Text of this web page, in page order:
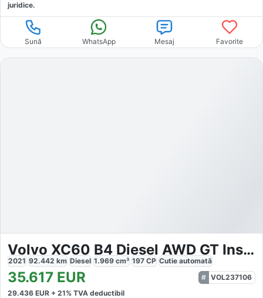
juridice.
Sună WhatsApp Mesaj Favorite
Volvo XC60 B4 Diesel AWD GT Inscription
2021 92.442 km Diesel 1.969 cm³ 197 CP Cutie automată
35.617 EUR
VOL237106
29.436 EUR + 21% TVA deductibil